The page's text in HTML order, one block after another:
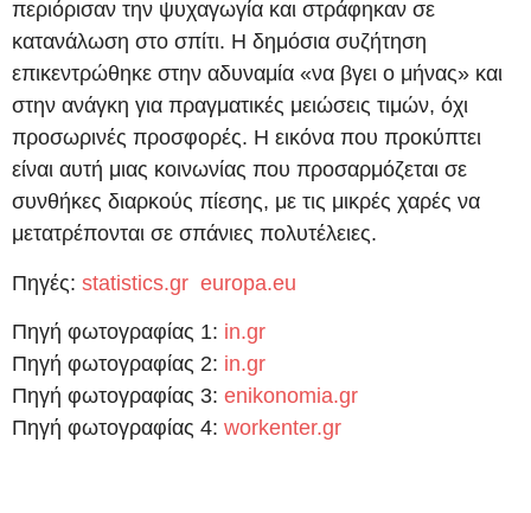
περιόρισαν την ψυχαγωγία και στράφηκαν σε
κατανάλωση στο σπίτι. Η δημόσια συζήτηση
επικεντρώθηκε στην αδυναμία «να βγει ο μήνας» και
στην ανάγκη για πραγματικές μειώσεις τιμών, όχι
προσωρινές προσφορές. Η εικόνα που προκύπτει
είναι αυτή μιας κοινωνίας που προσαρμόζεται σε
συνθήκες διαρκούς πίεσης, με τις μικρές χαρές να
μετατρέπονται σε σπάνιες πολυτέλειες.
Πηγές: statistics.gr europa.eu
Πηγή φωτογραφίας 1: in.gr
Πηγή φωτογραφίας 2: in.gr
Πηγή φωτογραφίας 3: enikonomia.gr
Πηγή φωτογραφίας 4: workenter.gr